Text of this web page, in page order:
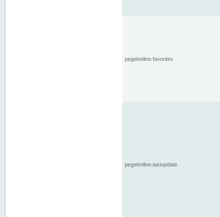
pegelonline.favorites
pegelonline.lastupdate